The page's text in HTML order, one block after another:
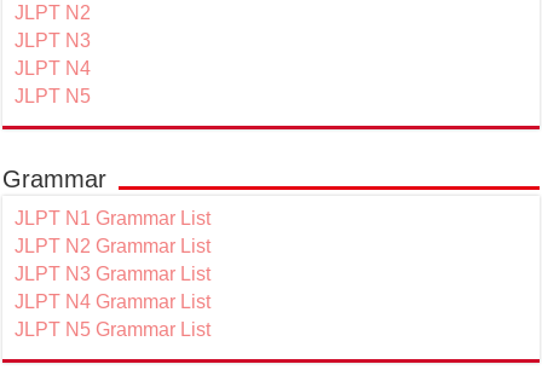
JLPT N2
JLPT N3
JLPT N4
JLPT N5
Grammar
JLPT N1 Grammar List
JLPT N2 Grammar List
JLPT N3 Grammar List
JLPT N4 Grammar List
JLPT N5 Grammar List